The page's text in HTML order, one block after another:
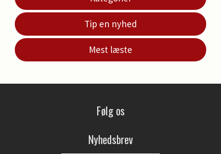
Tip en nyhed
Mest læste
Følg os
Nyhedsbrev